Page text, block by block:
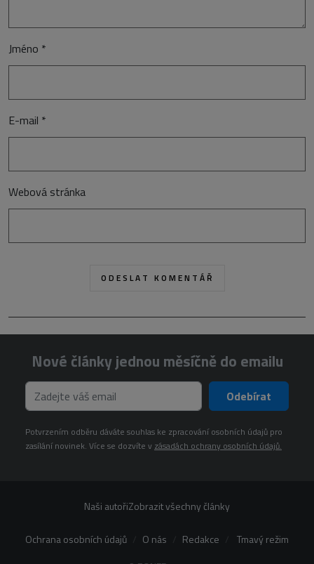
Jméno *
E-mail *
Webová stránka
Nové články jednou měsíčně do emailu
Odebírat
Potvrzením odběru dáváte souhlas ke zpracování osobních údajů pro
zasílání novinek. Více se dozvíte v zásadách ochrany osobních údajů.
Naši autořiZobrazit všechny články
Ochrana osobních údajů O nás Redakce Tmavý režim